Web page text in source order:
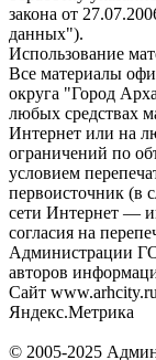
закона от
данных").
Использование
Все материалы
округа "Город
любых средствах
Интернет или на
ограничений по
условием
первоисточник (в
сети Интернет —
согласия на
Администрации
авторов
Сайт
Яндекс.Метрика
© 2005-2025